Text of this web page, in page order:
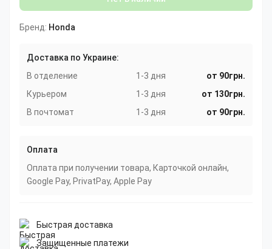
Бренд: Honda
Доставка по Украине:
В отделение
1-3 дня
от 90грн.
Курьером
1-3 дня
от 130грн.
В почтомат
1-3 дня от 90грн.
Оплата
Оплата при получении товара, Карточкой онлайн,
Google Pay, PrivatPay, Apple Pay
Быстрая доставка
Защищенные платежи